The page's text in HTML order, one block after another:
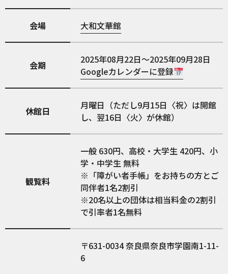
会場 大和文華館
会期
2025年08月22日～2025年09月28日
Googleカレンダーに登録
休館日
月曜日（ただし9月15日〈祝〉は開館
し、翌16日〈火〉が休館）
観覧料
一般 630円、高校・大学生 420円、小
学・中学生 無料
※「障がい者手帳」をお持ちの方とご
同伴者1名2割引
※20名以上の団体は相当料金の2割引
で引率者1名無料
631-0034奈良県奈良市学園南1-11-
6